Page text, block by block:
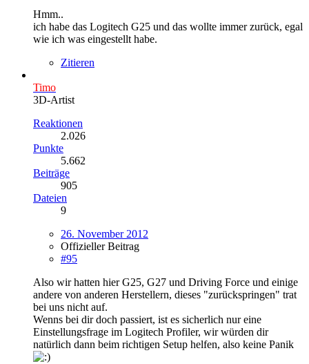
Hmm..
ich habe das Logitech G25 und das wollte immer zurück, egal
wie ich was eingestellt habe.
Zitieren
Timo
3D-Artist
Reaktionen
2.026
Punkte
5.662
Beiträge
905
Dateien
9
26. November 2012
Offizieller Beitrag
#95
Also wir hatten hier G25, G27 und Driving Force und einige
andere von anderen Herstellern, dieses "zurückspringen" trat
bei uns nicht auf.
Wenns bei dir doch passiert, ist es sicherlich nur eine
Einstellungsfrage im Logitech Profiler, wir würden dir
natürlich dann beim richtigen Setup helfen, also keine Panik